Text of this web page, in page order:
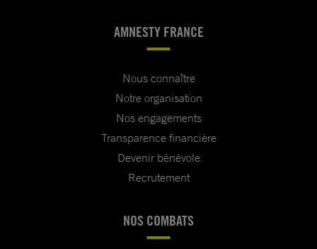
AMNESTY FRANCE
Nous connaître
Notre organisation
Nos engagements
Transparence financière
Devenir bénévole
Recrutement
NOS COMBATS